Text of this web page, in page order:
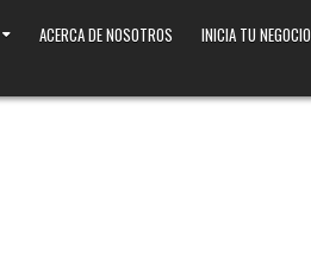
ACERCA DE NOSOTROS INICIA TU NEGOCIO